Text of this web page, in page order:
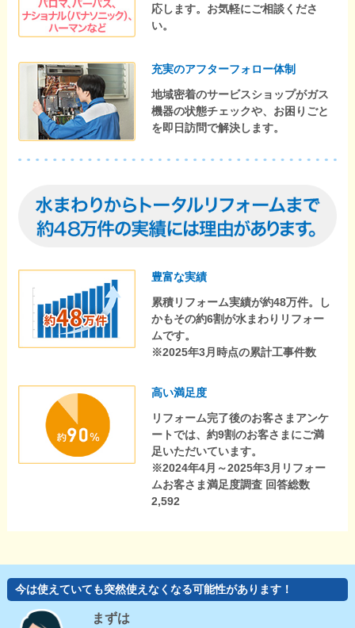
応します。お気軽にご相談くださ
い。
充実のアフターフォロー体制
地域密着のサービスショップがガス
機器の状態チェックや、お困りごと
を即日訪問で解決します。
豊富な実績
累積リフォーム実績が約48万件。し
かもその約6割が水まわりリフォー
ムです。
※2025年3月時点の累計工事件数
高い満足度
リフォーム完了後のお客さまアンケ
ートでは、約9割のお客さまにご満
足いただいています。
※2024年4月～2025年3月リフォー
ムお客さま満足度調査 回答総数
2,592
今は使えていても突然使えなくなる可能性があります！
まずは